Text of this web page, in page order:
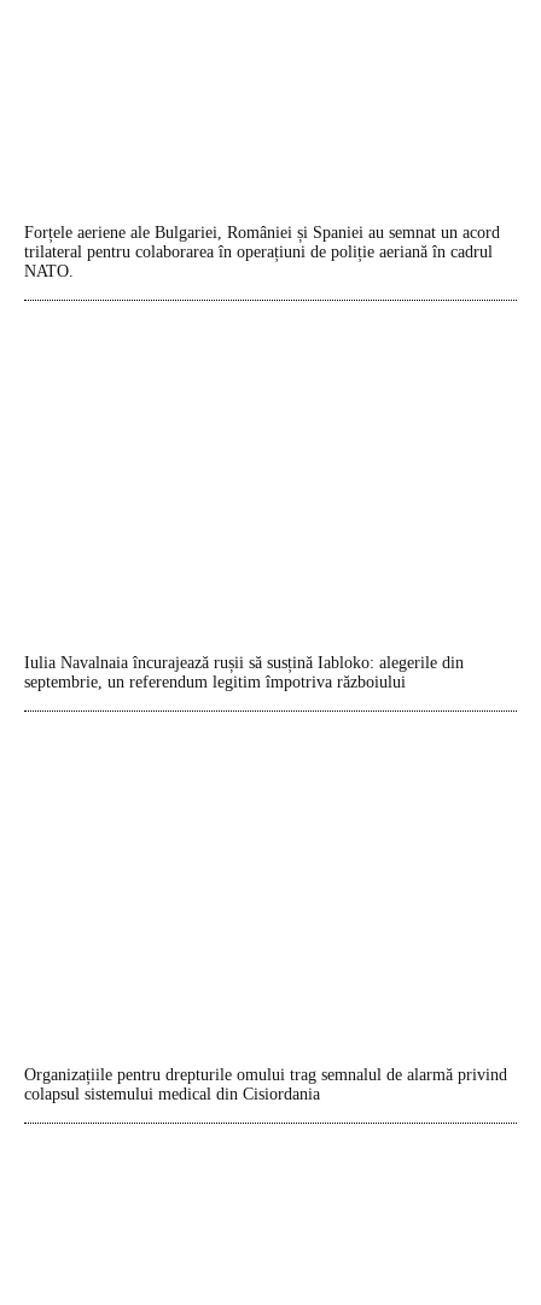
Forțele aeriene ale Bulgariei, României și Spaniei au semnat un acord
trilateral pentru colaborarea în operațiuni de poliție aeriană în cadrul
NATO.
Iulia Navalnaia încurajează rușii să susțină Iabloko: alegerile din
septembrie, un referendum legitim împotriva războiului
Organizațiile pentru drepturile omului trag semnalul de alarmă privind
colapsul sistemului medical din Cisiordania